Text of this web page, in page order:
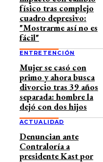
físico tras complejo
cuadro depresivo:
"Mostrarme así no es
fácil"
ENTRETENCIÓN
Mujer se casó con
primo y ahora busca
divorcio tras 39 años
separada: hombre la
dejó con dos hijos
ACTUALIDAD
Denuncian ante
Contraloría a
presidente Kast por